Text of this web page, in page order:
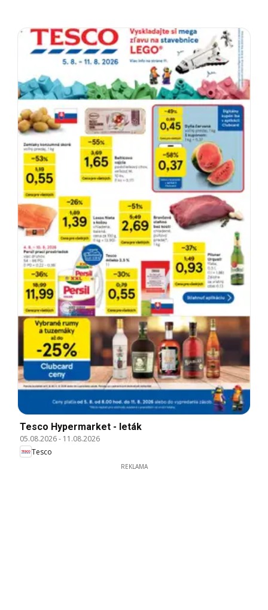
Tesco Hypermarket - leták
05.08.2026- 11.08.2026
Tesco
REKLAMA